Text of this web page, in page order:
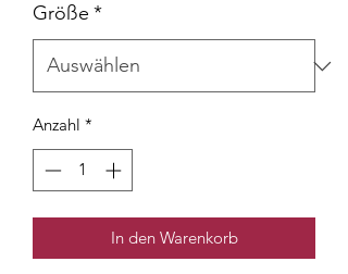
Größe *
Anzahl *
In den Warenkorb